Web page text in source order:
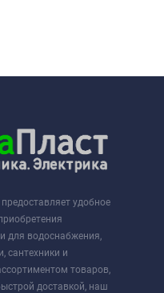
удобное
для водоснабжения,
сантехники и
товаров,
доставкой, наш